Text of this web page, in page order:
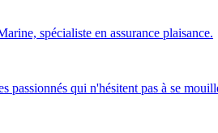
spécialiste en assurance plaisance.
passionnés qui n'hésitent pas à se